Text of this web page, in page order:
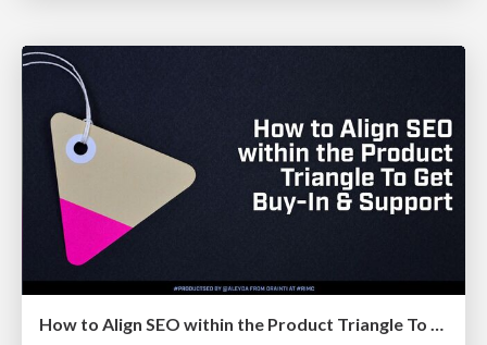
How to Align SEO within the Product Triangle To Get Buy-In & Support - #RIMC